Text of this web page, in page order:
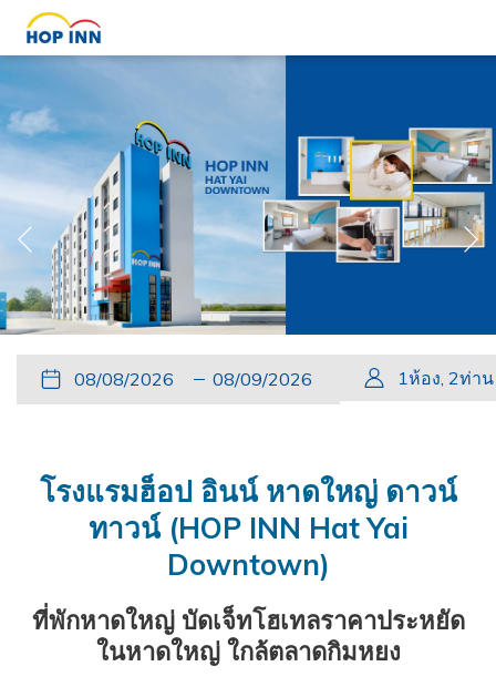
Slideshow
control
Clicking
on
links
update
the
content
above
หน้าที่แล้ว
วัน
ที่
พัก
ปุ่ม
นี้
ปฏิทิน
เพื่อ
วัน
วัน
เช็ค
เลือก
คือ
2026.
วัน
เดิน
ปุ่ม
นี้
ปฏิทิน
เพื่อ
ใช้
วัน
ที่
วัน
เช็ค
ที่
เลือก
คือ
สิงหาคม
2026.
1ห้อง 2ท่าน
โรงแรมฮ็อป อินน์ หาดใหญ่ ดาวน์
ทาวน์ (HOP INN Hat Yai
Downtown)
ที่พักหาดใหญ่ บัดเจ็ทโฮเทลราคาประหยัด
ในหาดใหญ่ ใกล้ตลาดกิมหยง